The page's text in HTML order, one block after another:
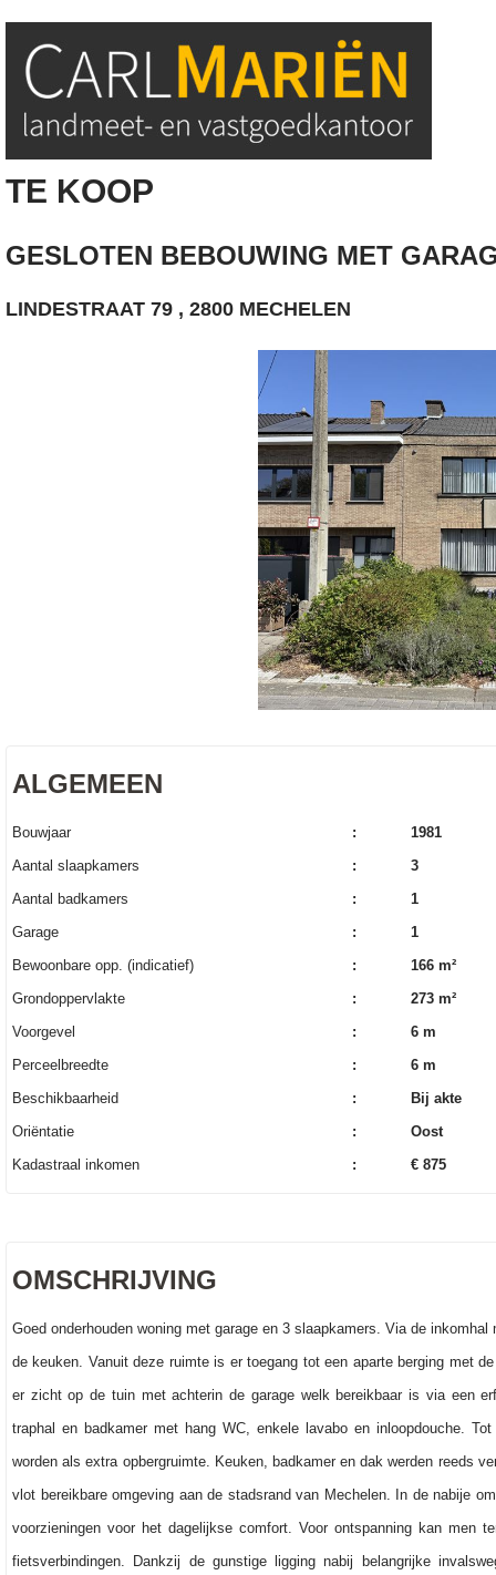
TE KOOP
GESLOTEN BEBOUWING MET
LINDESTRAAT 79 , 2800 MECHELEN
ALGEMEEN
Bouwjaar :
1981
Aantal slaapkamers
:
3
Aantal badkamers
:
1
Garage
:
1
Bewoonbare opp. (indicatief)
:
166 m²
Grondoppervlakte
:
273 m²
Voorgevel
:
6 m
Perceelbreedte
:
6 m
Beschikbaarheid
:
Bij akte
Oriëntatie
:
Oost
Kadastraal inkomen
: € 875
OMSCHRIJVING
Goed onderhouden woning met garage en 3 slaapkamers. Via de
de keuken. Vanuit deze ruimte is er toegang tot een aparte berging met
er zicht op de tuin met achterin de garage welk bereikbaar is via een
traphal en badkamer met hang WC, enkele lavabo en inloopdouche.
worden als extra opbergruimte. Keuken, badkamer en dak werden reeds
vlot bereikbare omgeving aan de stadsrand van Mechelen. In de nabije
voorzieningen voor het dagelijkse comfort. Voor ontspanning kan men
fietsverbindingen. Dankzij de gunstige ligging nabij belangrijke